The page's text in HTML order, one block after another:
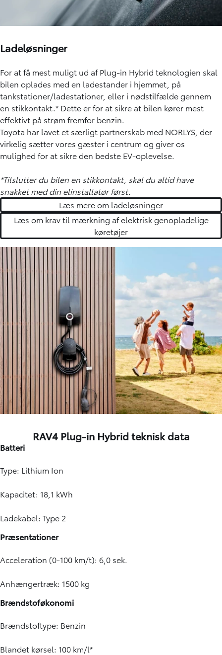
Ladeløsninger
For at få mest muligt ud af Plug-in Hybrid teknologien skal
bilen oplades med en ladestander i hjemmet, på
tankstationer/ladestationer, eller i nødstilfælde gennem
en stikkontakt.* Dette er for at sikre at bilen kører mest
effektivt på strøm fremfor benzin.
Toyota har lavet et særligt partnerskab med NORLYS, der
virkelig sætter vores gæster i centrum og giver os
mulighed for at sikre den bedste EV-oplevelse.
*Tilslutter du bilen en stikkontakt, skal du altid have
snakket med din elinstallatør først.
Læs mere om ladeløsninger
Læs om krav til mærkning af elektrisk genopladelige
køretøjer
RAV4 Plug-in Hybrid teknisk data
Batteri
Type: Lithium Ion
Kapacitet: 18,1 kWh
Ladekabel: Type 2
Præsentationer
Acceleration (0-100 km/t): 6,0 sek.
Anhængertræk: 1500 kg
Brændstoføkonomi
Brændstoftype: Benzin
Blandet kørsel: 100 km/l*